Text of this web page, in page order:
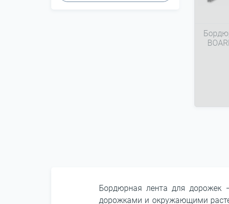
Бордюрная лента для дорожек
дорожками и окружающими